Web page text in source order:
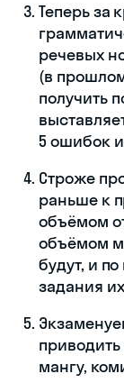
Теперь за
речевых
(в
получить
5 ошибок
Строже
раньше к
объёмом
объёмом
будут, и
задания
мангу,